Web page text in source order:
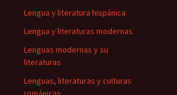
Lengua y literatura hispánica
Lengua y literaturas modernas
Lenguas modernas y su
literaturas
Lenguas, literaturas y culturas